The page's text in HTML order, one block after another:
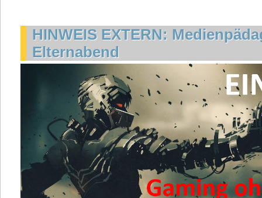
HINWEIS EXTERN:
Elternabend